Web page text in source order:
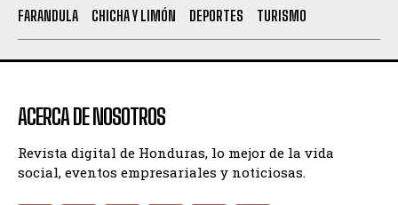
FARANDULA
CHICHA Y LIMÓN DEPORTES TURISMO
ACERCA DE NOSOTROS
Revista digital de Honduras, lo mejor de la vida
social, eventos empresariales y noticiosas.